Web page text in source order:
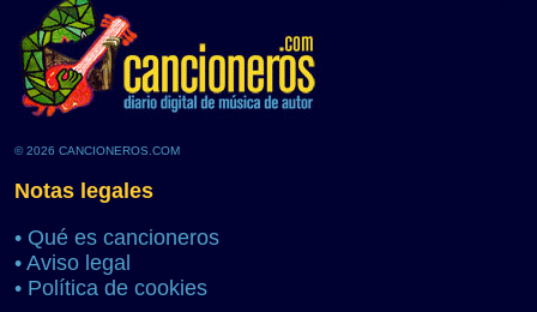
© 2026 CANCIONEROS.COM
Notas legales
• Qué es cancioneros
• Aviso legal
• Política de cookies